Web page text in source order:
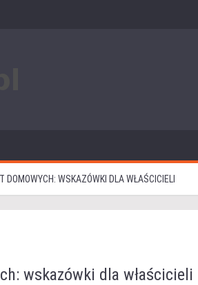
WSKAZÓWKI DLA WŁAŚCICIELI
wskazówki dla właścicieli